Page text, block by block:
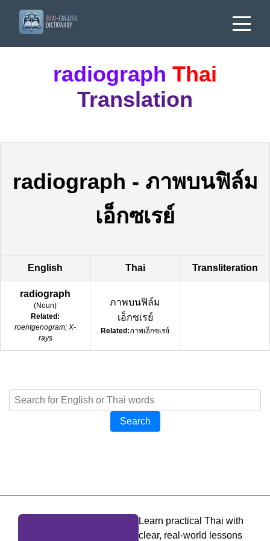
radiograph Thai
Translation
radiograph - ภาพบนฟิล์ม
เอ็กซเรย์
English Thai Transliteration
radiograph
(Noun)
Related:
roentgenogram; X-
rays
ภาพบนฟิล์ม
เอ็กซเรย์
Related:ภาพเอ็กซเรย์
Search
Learn practical Thai with
clear, real-world lessons